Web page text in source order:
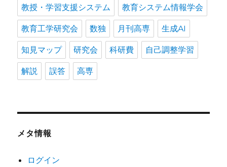
教授・学習支援システム 教育システム情報学会
教育工学研究会 数独 月刊高専 生成AI
知見マップ 研究会 科研費 自己調整学習
解説 誤答 高専
メタ情報
ログイン